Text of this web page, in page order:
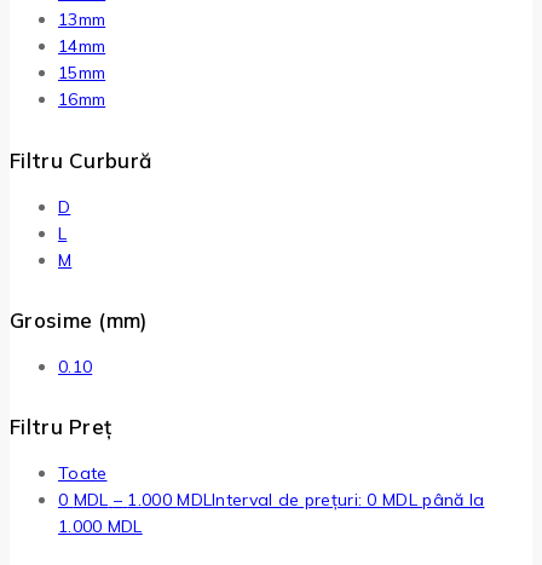
13mm
14mm
15mm
16mm
Filtru Curbură
D
L
M
Grosime (mm)
0.10
Filtru Preț
Toate
0 MDL – 1.000MDLInterval de prețuri: 0 MDL până la
1.000 MDL